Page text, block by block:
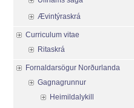
Ævintýraskrá
Curriculum vitae
Ritaskrá
Fornaldarsögur Norðurlanda
Gagnagrunnur
Heimildalykill